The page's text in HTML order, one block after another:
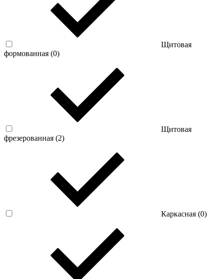
Щитовая
формованная (0)
Щитовая
фрезерованная (2)
Каркасная (0)